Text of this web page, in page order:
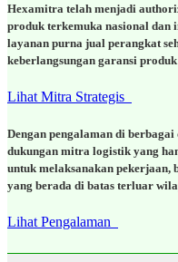
Hexamitra telah menjadi
produk terkemuka nasional dan
layanan purna jual perangkat
keberlangsungan garansi
Lihat Mitra Strategis
Dengan pengalaman di
dukungan mitra logistik yang
untuk melaksanakan pekerjaan,
yang berada di batas terluar
Lihat Pengalaman